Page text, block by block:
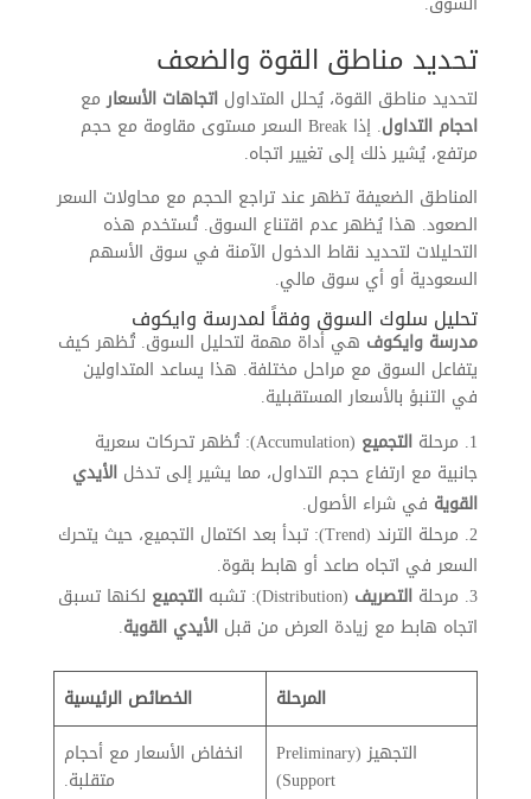
تحديد مناطق القوة والضعف
لتحديد مناطق القوة، يُحلل المتداول اتجاهات الأسعارمع
احجام التداول
. إذا Break السعر مستوى مقاومة مع حجم
مرتفع، يُشير ذلك إلى تغيير اتجاه.
المناطق الضعيفة تظهر عند تراجع الحجم مع محاولات السعر
الصعود. هذا يُظهر عدم اقتناع السوق. تُستخدم هذه
التحليلات لتحديد نقاط الدخول الآمنة في سوق الأسهم
السعودية أو أي سوق مالي.
تحليل سلوك السوق وفقاً لمدرسة وايكوف
مدرسة وايكوف هي أداة مهمة لتحليل السوق. تُظهر كيف
يتفاعل السوق مع مراحل مختلفة. هذا يساعد المتداولين
في التنبؤ بالأسعار المستقبلية.
مرحلة التجميع
(Accumulation): تُظهر تحركات سعرية
جانبية مع ارتفاع حجم التداول، مما يشير إلى تدخل الأيدي
القوية في شراء الأصول.
مرحلة الترند (Trend): تبدأ بعد اكتمال التجميع، حيث يتحرك
السعر في اتجاه صاعد أو هابط بقوة.
مرحلة التصريف (Distribution): تشبه التجميع لكنها تسبق
اتجاه هابط مع زيادة العرض من قبل الأيدي القوية.
المرحلة
الخصائص الرئيسية
التجهيز (Preliminary
Support)
انخفاض الأسعار مع أحجام
متقلبة.